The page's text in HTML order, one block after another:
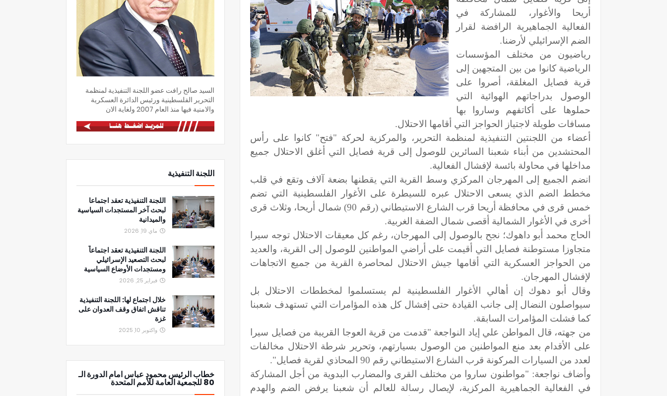
أريحا والأغوار، للمشاركة في
الفعالية الجماهيرية الرافضة لقرار
الضم الإسرائيلي لأرضنا.
رياضيون من مختلف المؤسسات
الرياضية كانوا من بين المتجهين إلى
قرية فصايل المغلقة، أصروا على
الوصول بدراجاتهم الهوائية التي
حملوها على أكاتفهم وساروا بها
مسافات طويلة لاجتياز الحواجز التي أقامها الاحتلال.
أعضاء من اللجنتين التنفيذية لمنظمة التحرير، والمركزية لحركة "فتح" كانوا على رأس
المحتشدين من أبناء شعبنا السائرين للوصول إلى قرية فصايل التي أغلق الاحتلال جميع
مداخلها في محاولة بائسة لإفشال الفعالية.
انضم الجميع إلى المهرجان المركزي وسط القرية التي يقطنها بضعة آلاف وتقع في قلب
مخطط الضم الذي يسعى الاحتلال عبره للسيطرة على الأغوار الفلسطينية التي تضم
خمس قرى في محافظة أريحا قرب الشارع الاستيطاني (رقم 90) شمال أريحا، وثلاث قرى
أخرى في الأغوار الشمالية أقصى شمال الضفة الغربية.
الحاج محمد أبو داهوك؛ نجح بالوصول إلى المهرجان، رغم كل معيقات الاحتلال توجه سيرا
متجاوزا مستوطنة فصايل التي أقيمت على أراضي المواطنين للوصول إلى القرية، والعديد
من الحواجز العسكرية التي أقامها جيش الاحتلال لمحاصرة القرية من جميع الاتجاهات
لإفشال المهرجان.
وقال أبو دهوك إن أهالي الأغوار الفلسطينية لم يستسلموا لمخططات الاحتلال بل
سيواصلون النضال إلى جانب القيادة حتى إفشال كل هذه المؤامرات التي تستهدف شعبنا
كما فشلت المؤامرات السابقة.
من جهته، قال المواطن علي إياد النواجعة "قدمت من قرية العوجا القريبة من فصايل سيرا
على الأقدام بعد منع المواطنين من الوصول بسيارتهم، وتحرير شرطة الاحتلال مخالفات
لعدد من السيارات المركونة قرب الشارع الاستيطاني رقم 90 المحاذي لقرية فصايل".
وأضاف نواجعة: "مواطنون ساروا من مختلف القرى والمضارب البدوية من أجل المشاركة
في الفعالية الجماهيرية المركزية، لإيصال رسالة للعالم أن شعبنا يرفض الضم والهدم
السيد صالح رافت عضو اللجنة التنفيذية لمنظمة
التحرير الفلسطينية ورئيس الدائرة العسكرية
والامنية فيها منذ العام 2007 ولغاية الان
اللجنة التنفيذية
اللجنة التنفيذية تعقد اجتماعا
لبحث آخر المستجدات السياسية
والميدانية
ماي 19, 2026
اللجنة التنفيذية تعقد اجتماعاً
لبحث التصعيد الإسرائيلي
ومستجدات الأوضاع السياسية
فبراير 25, 2026
خلال اجتماع لها: اللجنة التنفيذية
تناقش اتفاق وقف العدوان على
غزة
واكتوبر 10, 2025
خطاب الرئيس محمود عباس امام الدورة الـ
80 للجمعية العامة للأمم المتحدة